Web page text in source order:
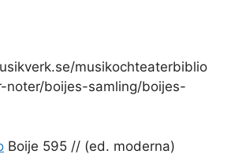
musikochteaterbiblio
noter/boijes-samling/boijes-
Boije 595 // (ed. moderna)